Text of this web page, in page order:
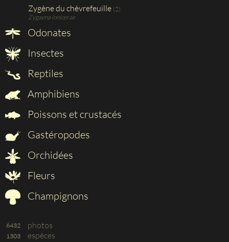
Zygène du chèvrefeuille (2)
Zygaena ionicerae
Odonates
Insectes
Reptiles
Amphibiens
Poissons et crustacés
Gastéropodes
Orchidées
Fleurs
Champignons
6432 photos
1303 espèces